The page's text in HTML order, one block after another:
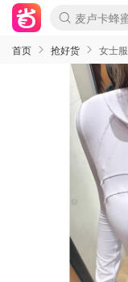
麦卢卡蜂
Prada/
啥？必胜
首页 抢好货 女士